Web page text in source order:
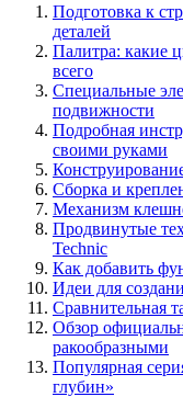
Подготовка к
деталей
Палитра: какие
всего
Специальные
подвижности
Подробная
своими руками
Сборка и
Механизм
Продвинутые
Technic
Как добавить
Идеи для
Сравнительная
Обзор
ракообразными
Популярная
глубин»